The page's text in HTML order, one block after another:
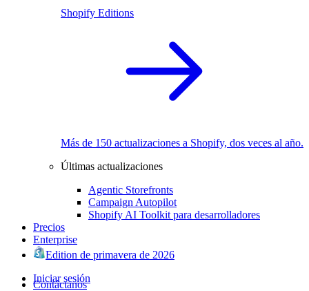
Shopify Editions
Más de 150 actualizaciones a Shopify, dos veces al año.
Últimas actualizaciones
Agentic Storefronts
Campaign Autopilot
Shopify AI Toolkit para desarrolladores
Precios
Enterprise
Edition de primavera de 2026
Iniciar sesión
Contáctanos